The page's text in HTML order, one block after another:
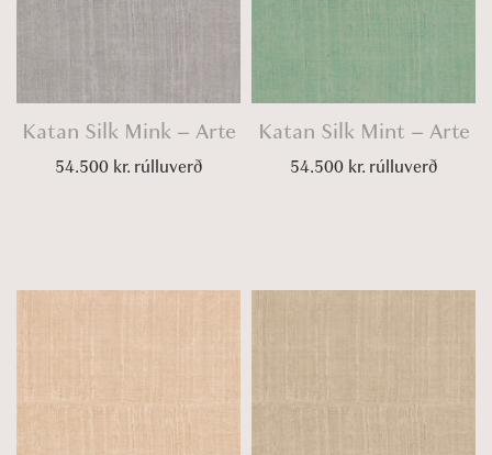
Katan Silk Mink – Arte
54.500 kr.rúlluverð
Katan Silk Mint – Arte
54.500 kr.rúlluverð